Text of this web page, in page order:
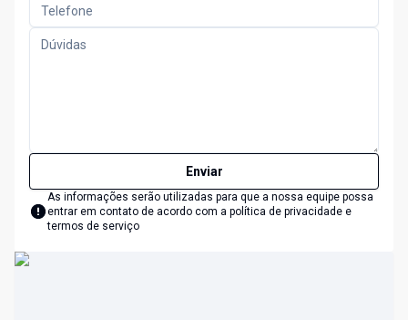
Enviar
As informações serão utilizadas para que a nossa equipe possa
entrar em contato de acordo com a política de privacidade e
termos de serviço